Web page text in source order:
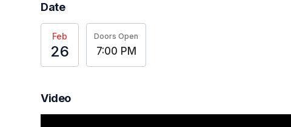
Date
Feb
26
Doors Open
7:00 PM
Video